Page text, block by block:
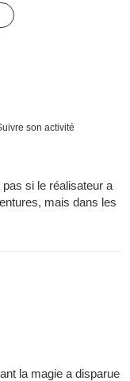
son activité
si le réalisateur a
mais dans les
la magie a disparue